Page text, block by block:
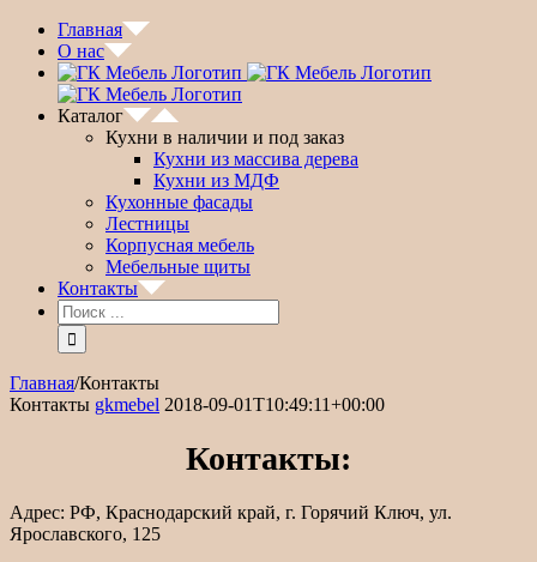
Главная
О нас
Каталог
Кухни в наличии и под заказ
Кухни из массива дерева
Кухни из МДФ
Кухонные фасады
Лестницы
Корпусная мебель
Мебельные щиты
Контакты
Главная/Контакты
Контакты gkmebel 2018-09-01T10:49:11+00:00
Контакты:
Адрес: РФ, Краснодарский край, г. Горячий Ключ, ул.
Ярославского, 125